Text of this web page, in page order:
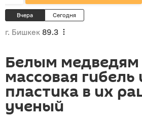
Вчера Сегодня
г. Бишкек 89.3
Белым медведям
массовая гибель
пластика в их
ученый